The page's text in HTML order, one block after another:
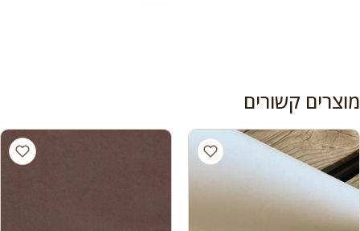
מוצרים קשורים